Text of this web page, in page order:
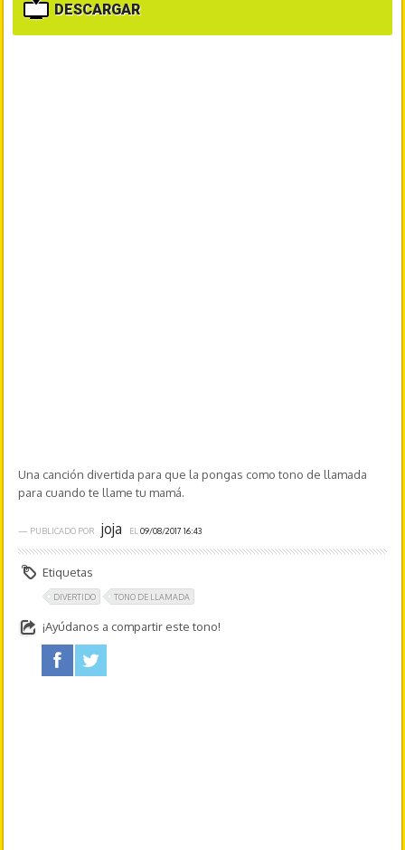
DESCARGAR
Una canción divertida para que la pongas como tono de llamada
para cuando te llame tu mamá.
— PUBLICADO POR joja EL09/08/2017 16:43
Etiquetas
DIVERTIDO TONO DE LLAMADA
¡Ayúdanos a compartir este tono!